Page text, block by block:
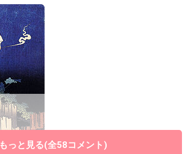
もっと見る(全58コメント)